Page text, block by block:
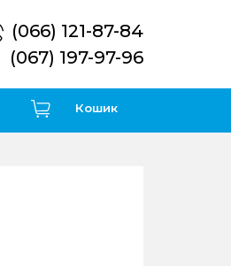
(066) 121-87-84
(067) 197-97-96
Кошик